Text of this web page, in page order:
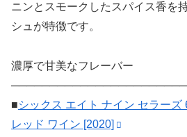
ニンとスモークしたスパイス香を
シュが特徴です。
濃厚で甘美なフレーバー
■シックス エイト ナイン セラーズ
レッド ワイン [2020]